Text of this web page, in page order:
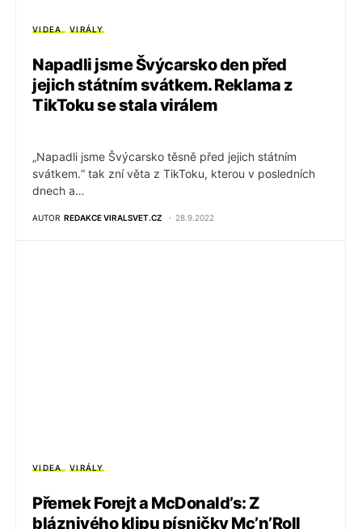
VIDEA VIRÁLY
Napadli jsme Švýcarsko den před
jejich státním svátkem. Reklama z
TikToku se stala virálem
„Napadli jsme Švýcarsko těsně před jejich státním
svátkem.“ tak zní věta z TikToku, kterou v posledních
dnech a…
AUTOR REDAKCE VIRALSVET.CZ 28.9.2022
VIDEA VIRÁLY
Přemek Forejt a McDonald’s: Z
bláznivého klipu písničky Mc’n’Roll